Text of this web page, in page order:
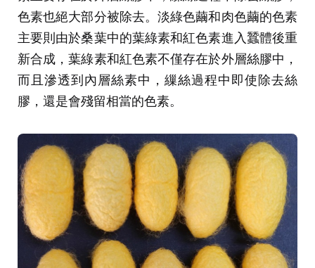
色素也絕大部分被除去。淡綠色繭和肉色繭的色素
主要則由於桑葉中的葉綠素和紅色素進入蠶體後重
新合成，葉綠素和紅色素不僅存在於外層絲膠中，
而且滲透到內層絲素中，繅絲過程中即使除去絲
膠，還是會殘留相當的色素。